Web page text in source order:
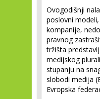
Ovogodišnji
poslovni
kompanije,
pravnog
tržišta
medijskog
stupanju na
slobodi medija
Evropska